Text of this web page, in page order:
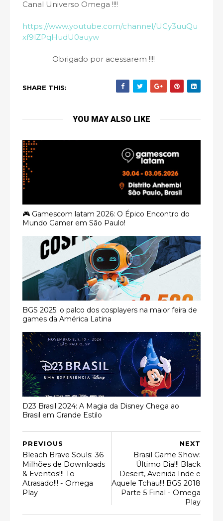
Canal Universo Omega !!!!
https://www.youtube.com/channel/UCy3uuQu
xf9lZPqHudU0auyw
Obrigado por acessarem !!!!
SHARE THIS:
YOU MAY ALSO LIKE
🎮 Gamescom latam 2026: O Épico Encontro do
Mundo Gamer em São Paulo!
BGS 2025: o palco dos cosplayers na maior feira de
games da América Latina
D23 Brasil 2024: A Magia da Disney Chega ao
Brasil em Grande Estilo
NEXT
Brasil Game Show:
Último Dia!!! Black
Desert, Avenida Inde e
Aquele Tchau!!! BGS 2018
Parte 5 Final - Omega
Play
PREVIOUS
Bleach Brave Souls: 36
Milhões de Downloads
& Eventos!!! To
Atrasado!!! - Omega
Play